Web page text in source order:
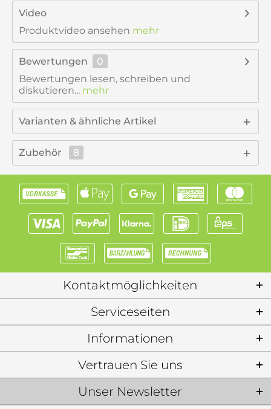
Video
Produktvideo ansehen mehr
Bewertungen
0
Bewertungen lesen, schreiben und
diskutieren... mehr
Varianten & ähnliche Artikel
Zubehör 8
Kontaktmöglichkeiten
Serviceseiten
Informationen
Unser Newsletter
Vertrauen Sie uns